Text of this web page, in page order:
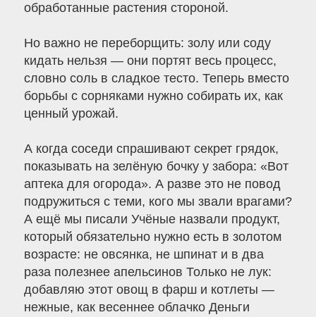
обработанные растения стороной.
Но важно не переборщить: золу или соду
кидать нельзя — они портят весь процесс,
словно соль в сладкое тесто. Теперь вместо
борьбы с сорняками нужно собирать их, как
ценный урожай.
А когда соседи спрашивают секрет грядок,
показывать на зелёную бочку у забора: «Вот
аптека для огорода». А разве это не повод
подружиться с теми, кого мы звали врагами?
А ещё мы писали Учёные назвали продукт,
который обязательно нужно есть в золотом
возрасте: не овсянка, не шпинат и в два
раза полезнее апельсинов Только не лук:
добавляю этот овощ в фарш и котлеты —
нежные, как весеннее облачко Деньги